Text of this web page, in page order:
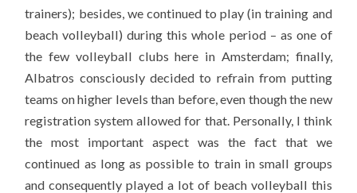
trainers); besides, we continued to play (in training and
beach volleyball) during this whole period – as one of
the few volleyball clubs here in Amsterdam; finally,
Albatros consciously decided to refrain from putting
teams on higher levels than before, even though the new
registration system allowed for that. Personally, I think
the most important aspect was the fact that we
continued as long as possible to train in small groups
and consequently played a lot of beach volleyball this